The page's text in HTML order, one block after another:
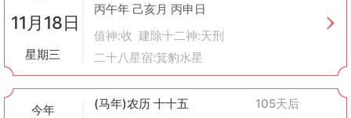
11月18日
星期三
丙午年 己亥月 丙申日
值神:收 建除十二神:天刑
二十八星宿:箕豹水星
今年 (马年)农历 十十五
105天后